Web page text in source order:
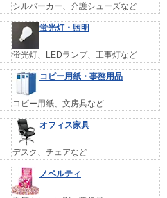
シルバーカー、介護シューズなど
蛍光灯・照明
蛍光灯、LEDランプ、工事灯など
コピー用紙・事務用品
コピー用紙、文房具など
オフィス家具
デスク、チェアなど
ノベルティ